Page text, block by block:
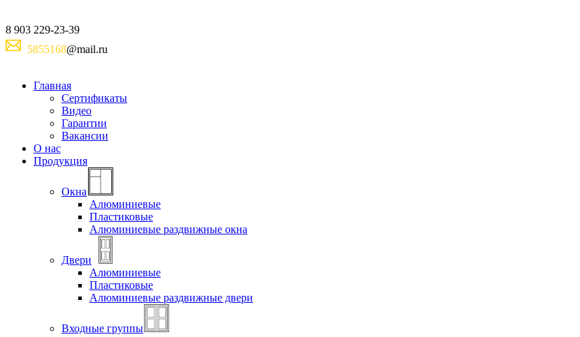
8 903 229-23-39
5855168@mail.ru
Главная
Сертификаты
Видео
Гарантии
Вакансии
О нас
Продукция
Окна
Алюминиевые
Пластиковые
Алюминиевые раздвижные окна
Двери
Алюминиевые
Пластиковые
Алюминиевые раздвижные двери
Входные группы